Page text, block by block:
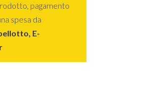
pagamento
spesa da
E-